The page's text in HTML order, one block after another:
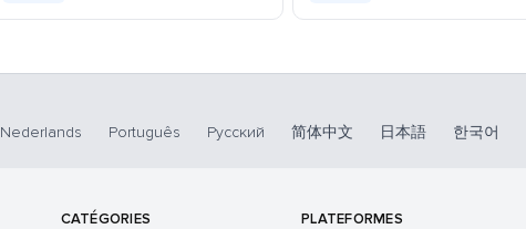
Nederlands Português Русский 简体中文 日本語 한국어
CATÉGORIES PLATEFORMES